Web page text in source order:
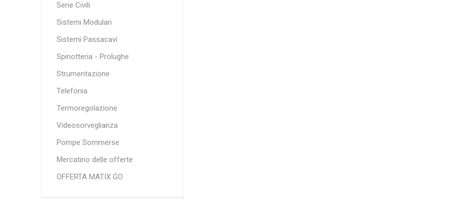
Serie Civili
Sistemi Modulari
Sistemi Passacavi
Spinotteria - Prolughe
Strumentazione
Telefonia
Termoregolazione
Videosorveglianza
Pompe Sommerse
Mercatino delle offerte
OFFERTA MATIX GO